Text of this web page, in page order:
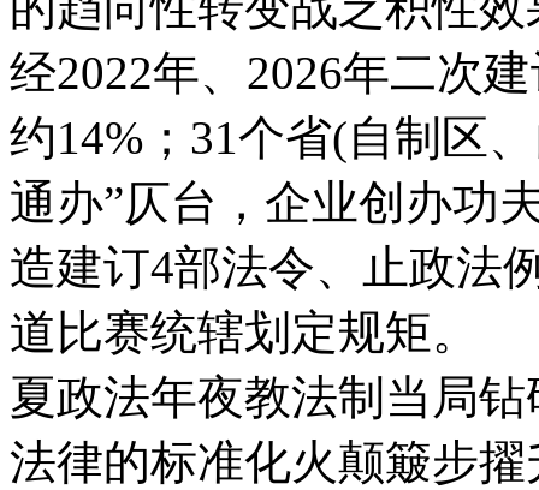
经2022年、2026年二次
约14%；31个省(自制区
通办”仄台，企业创办功
造建订4部法令、止政法
道比赛统辖划定规矩。
夏政法年夜教法制当局
法律的标准化火颠簸步